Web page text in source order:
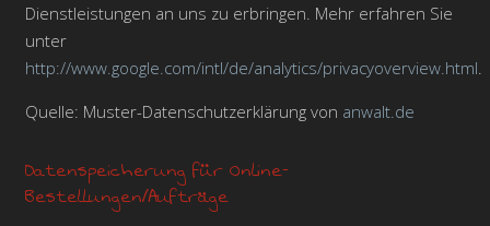
Dienstleistungen an uns zu erbringen. Mehr erfahren Sie
unter
http://www.google.com/intl/de/analytics/privacyoverview.html
Quelle: Muster-Datenschutzerklärung von anwalt.de
Datenspeicherung für Online-
Bestellungen/Aufträge